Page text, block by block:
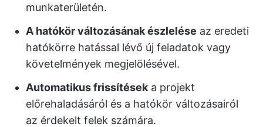
munkaterületén.
A hatókör változásának észlelése az eredeti
hatókörre hatással lévő új feladatok vagy
követelmények megjelölésével.
Automatikus frissítések a projekt
előrehaladásáról és a hatókör változásairól
az érdekelt felek számára.